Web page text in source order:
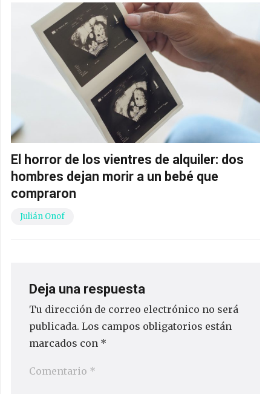
El horror de los vientres de alquiler: dos
hombres dejan morir a un bebé que
compraron
Julián Onof
Deja una respuesta
Tu dirección de correo electrónico no será
publicada. Los campos obligatorios están
marcados con *